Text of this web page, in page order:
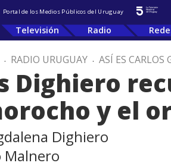
Portal de los Medios Públicos del Uruguay
Televisión Radio
. RADIO URUGUAY . ASÍ ES CARLOS
Dighiero
y el
Dighiero
Malnero